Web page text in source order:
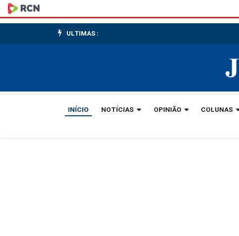
Mulher
morre
atropelada
Brusque
ULTIMAS :
INÍCIO NOTÍCIAS OPINIÃO COLUNAS